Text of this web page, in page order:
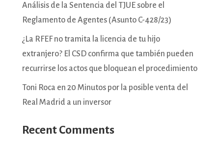
Análisis de la Sentencia del TJUE sobre el
Reglamento de Agentes (Asunto C-428/23)
¿La RFEF no tramita la licencia de tu hijo
extranjero? El CSD confirma que también pueden
recurrirse los actos que bloquean el procedimiento
Toni Roca en 20 Minutos por la posible venta del
Real Madrid a un inversor
Recent Comments